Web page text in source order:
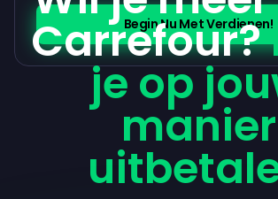
Begin Nu Met Verdienen!
Carrefour?
je op
manier